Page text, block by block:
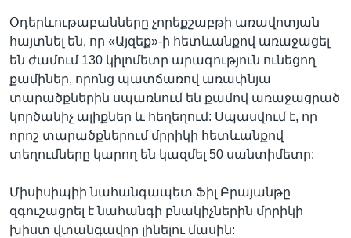
Օդերևութաբանները չորեքշաբթի առավոտյան
հայտնել են, որ «Այզեք»-ի հետևանքով առաջացել
են ժամում 130 կիլոմետր արագություն ունեցող
քամիներ, որոնց պատճառով առափնյա
տարածքներին սպառնում են քամով առաջացրած
կործանիչ ալիքներ և հեղեղում: Սպասվում է, որ
որոշ տարածքներում մրրիկի հետևանքով
տեղումները կարող են կազմել 50 սանտիմետր:
Միսիսիպիի նահանգապետ Ֆիլ Բրայանթը
զգուշացրել է նահանգի բնակիչներին մրրիկի
խիստ վտանգավոր լինելու մասին: